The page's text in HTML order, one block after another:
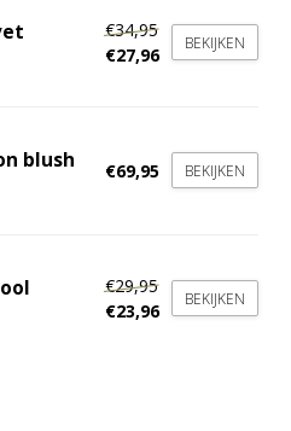
€34,95
€27,96
BEKIJKEN
blush €69,95 BEKIJKEN
€29,95
€23,96
BEKIJKEN